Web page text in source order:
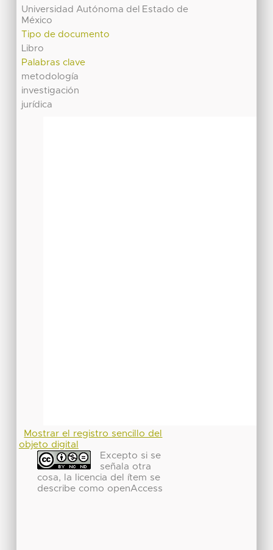
Universidad Autónoma del Estado de
México
Tipo de documento
Libro
Palabras clave
metodología
investigación
jurídica
Mostrar el registro sencillo del
objeto digital
Excepto si se
señala otra
cosa, la licencia del ítem se
describe como openAccess